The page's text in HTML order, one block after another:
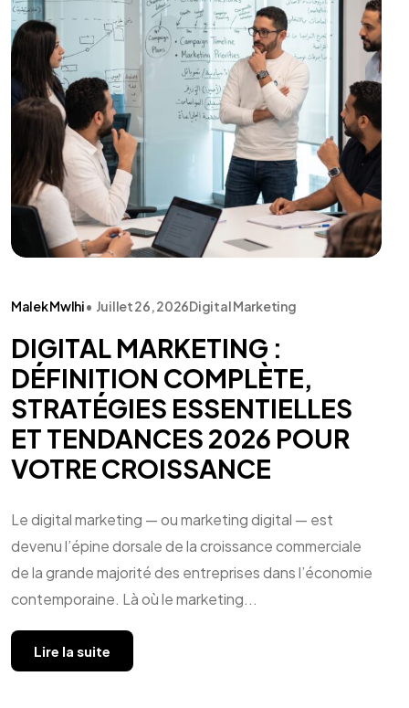
Malek Mwlhi• Juillet 26, 2026Digital Marketing
DIGITAL MARKETING :
DÉFINITION COMPLÈTE,
STRATÉGIES ESSENTIELLES
ET TENDANCES 2026 POUR
VOTRE CROISSANCE
Le digital marketing — ou marketing digital — est
devenu l’épine dorsale de la croissance commerciale
de la grande majorité des entreprises dans l’économie
contemporaine. Là où le marketing...
Lire la suite